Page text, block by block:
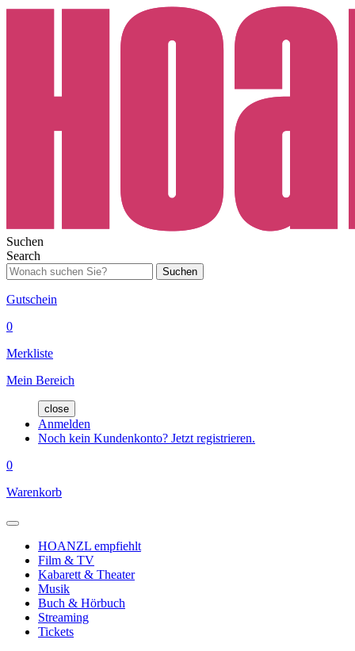
Suchen
Search
Suchen
Gutschein
0
Merkliste
Mein Bereich
close
Anmelden
Noch kein Kundenkonto? Jetzt registrieren.
0
Warenkorb
HOANZL empfiehlt
Film & TV
Kabarett & Theater
Musik
Buch & Hörbuch
Streaming
Tickets